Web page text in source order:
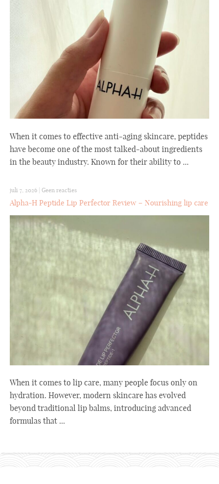
When it comes to effective anti-aging skincare, peptides
have become one of the most talked-about ingredients
in the beauty industry. Known for their ability to ...
juli 7, 2026 | Geen reacties
Alpha-H Peptide Lip Perfector Review – Nourishing lip care
When it comes to lip care, many people focus only on
hydration. However, modern skincare has evolved
beyond traditional lip balms, introducing advanced
formulas that ...